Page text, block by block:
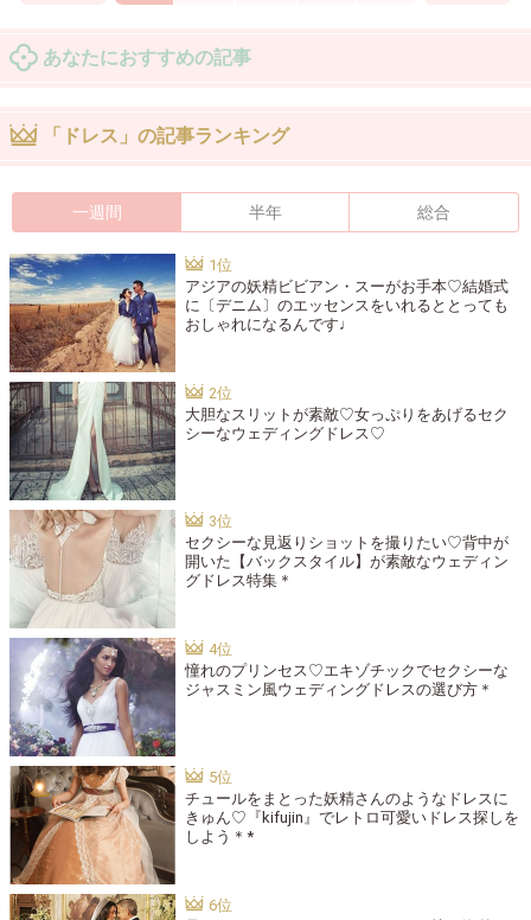
あなたにおすすめの記事
「ドレス」の記事ランキング
一週間 半年 総合
アジアの妖精ビビアン・スーがお手本♡結婚式
に〔デニム〕のエッセンスをいれるととっても
おしゃれになるんです♩
大胆なスリットが素敵♡女っぷりをあげるセク
シーなウェディングドレス♡
セクシーな見返りショットを撮りたい♡背中が
開いた【バックスタイル】が素敵なウェディン
グドレス特集＊
憧れのプリンセス♡エキゾチックでセクシーな
ジャスミン風ウェディングドレスの選び方＊
チュールをまとった妖精さんのようなドレスに
きゅん♡『kifujin』でレトロ可愛いドレス探しを
しよう＊*